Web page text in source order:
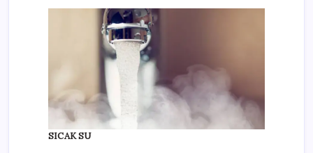
SICAK SU